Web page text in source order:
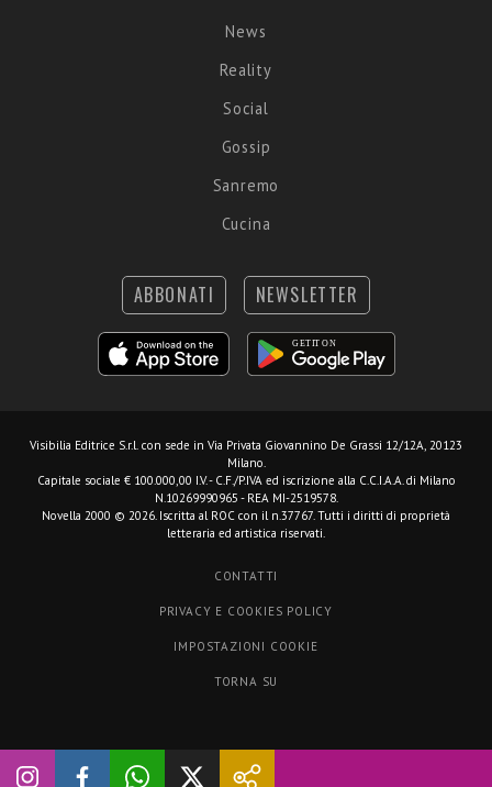
News
Reality
Social
Gossip
Sanremo
Cucina
ABBONATI NEWSLETTER
Visibilia Editrice S.r.l. con sede in Via Privata Giovannino De Grassi 12/12A, 20123
Milano.
Capitale sociale € 100.000,00 I.V. - C.F./P.IVA ed iscrizione alla C.C.I.A.A. di Milano
N.10269990965 - REA MI-2519578.
Novella 2000 © 2026. Iscritta al ROC con il n.37767. Tutti i diritti di proprietà
letteraria ed artistica riservati.
CONTATTI
PRIVACY E COOKIES POLICY
IMPOSTAZIONI COOKIE
TORNA SU